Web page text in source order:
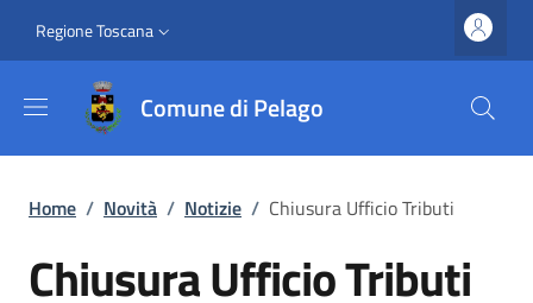
Slim top
Regione Toscana
Comune di Pelago
Briciole di pane
Home / Novità / Notizie / Chiusura Ufficio Tributi
Chiusura Ufficio Tributi